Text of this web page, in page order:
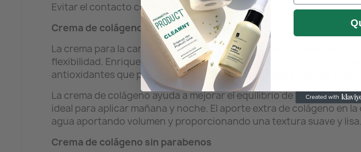
Evitar el contacto con los ojos.
Crema de colágeno y ácido hialurónico
La crema para la cara de colágeno y ácido hialurónico rellena las
flexibilidad. Enriquecida con aceite de oliva y ácido hialurónico,
antioxidantes que protegen la piel de las agresiones externas. Ideal
La crema de colágeno ayuda a mejorar el equilibrio de la piel
ideal para aplicar mañana y noche. El aporte extra de colágeno en
agua aportando volumen y proporcionando una textura suave y lisa.
Crema de colágeno sin parabenos